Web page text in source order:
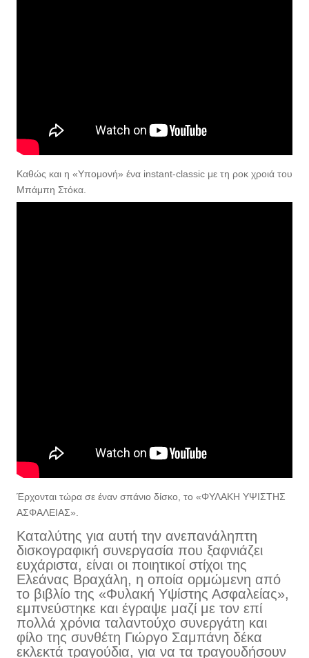
Καθώς και η «Υπομονή» ένα instant-classic με τη ροκ χροιά του
Μπάμπη Στόκα.
Έρχονται τώρα σε έναν σπάνιο δίσκο, το «ΦΥΛΑΚΗ ΥΨΙΣΤΗΣ
ΑΣΦΑΛΕΙΑΣ».
Καταλύτης για αυτή την ανεπανάληπτη
δισκογραφική συνεργασία που ξαφνιάζει
ευχάριστα, είναι οι ποιητικοί στίχοι της
Ελεάνας Βραχάλη, η οποία ορμώμενη από
το βιβλίο της «Φυλακή Υψίστης Ασφαλείας»,
εμπνεύστηκε και έγραψε μαζί με τον επί
πολλά χρόνια ταλαντούχο συνεργάτη και
φίλο της συνθέτη Γιώργο Σαμπάνη δέκα
εκλεκτά τραγούδια, για να τα τραγουδήσουν